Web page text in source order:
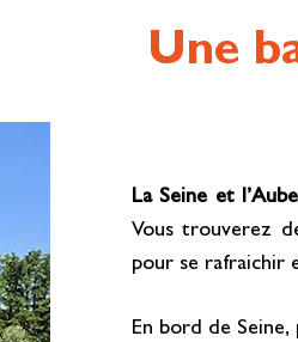
Une
La Seine et l’Aube
Vous trouverez
pour se rafraichir
En bord de